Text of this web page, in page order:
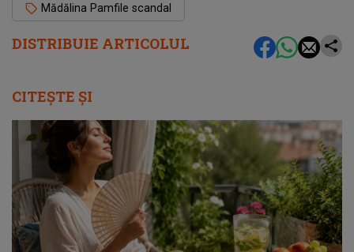
DISTRIBUIE ARTICOLUL
Mădălina Pamfile scandal
CITEȘTE ȘI